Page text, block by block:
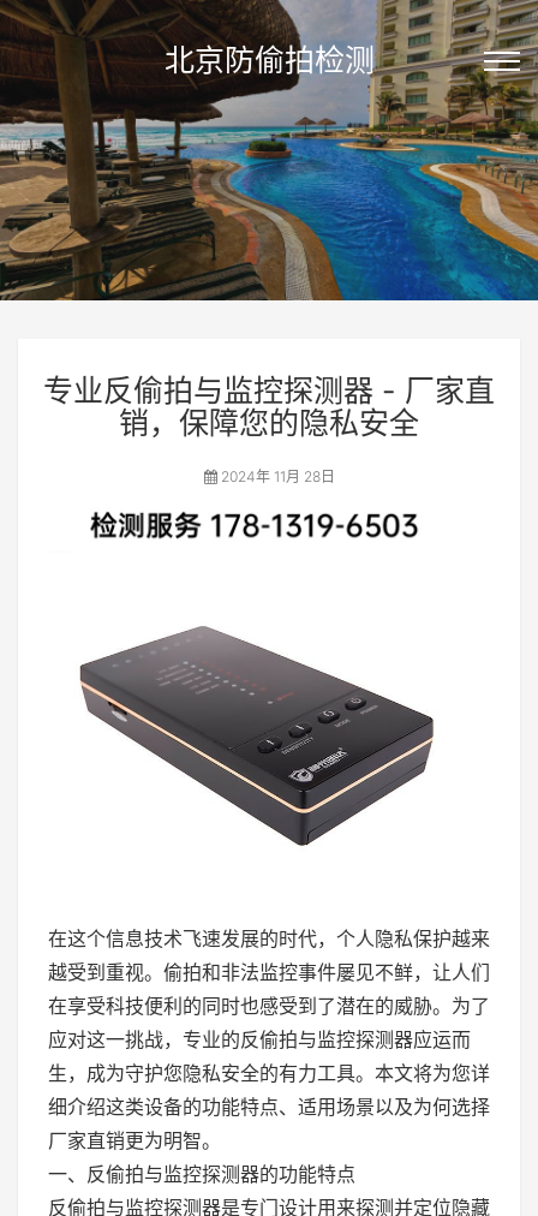
北京防偷拍检测
专业反偷拍与监控探测器 - 厂家直
销，保障您的隐私安全
2024年 11月 28日
在这个信息技术飞速发展的时代，个人隐私保护越来
越受到重视。偷拍和非法监控事件屡见不鲜，让人们
在享受科技便利的同时也感受到了潜在的威胁。为了
应对这一挑战，专业的反偷拍与监控探测器应运而
生，成为守护您隐私安全的有力工具。本文将为您详
细介绍这类设备的功能特点、适用场景以及为何选择
厂家直销更为明智。
一、反偷拍与监控探测器的功能特点
反偷拍与监控探测器是专门设计用来探测并定位隐藏